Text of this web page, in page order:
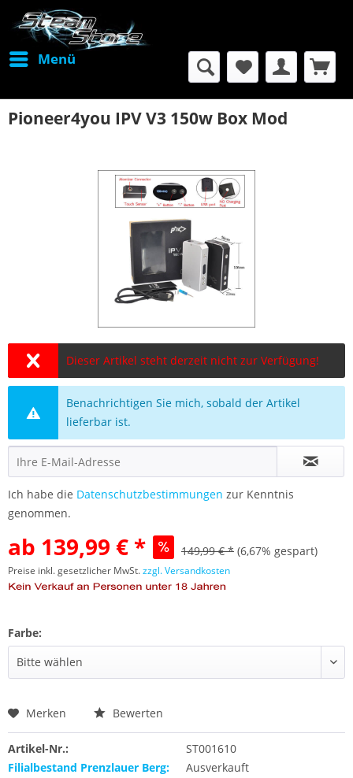
Menü
Pioneer4you IPV V3 150w Box Mod
Dieser Artikel steht derzeit nicht zur Verfügung!
Benachrichtigen Sie mich, sobald der Artikel
lieferbar ist.
Ich habe die Datenschutzbestimmungen zur Kenntnis
genommen.
ab 139,99 € * 149,99 € * (6,67% gespart)
Preise inkl. gesetzlicher MwSt.zzgl. Versandkosten
Farbe:
Merken Bewerten
Artikel-Nr.:
ST001610
Filialbestand Prenzlauer Berg:
Ausverkauft